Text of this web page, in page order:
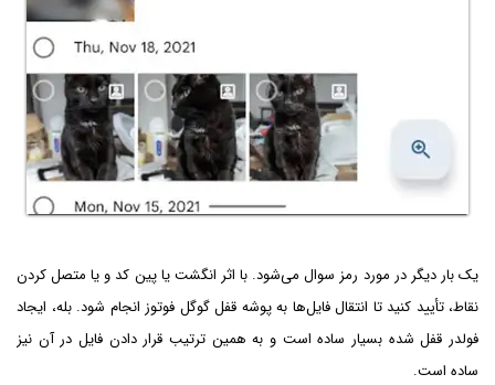
یک بار دیگر در مورد رمز سوال می‌شود. با اثر انگشت یا پین‌ کد و یا متصل کردن
نقاط، تأیید کنید تا انتقال فایل‌ها به پوشه قفل گوگل فوتوز انجام شود. بله، ایجاد
فولدر قفل شده بسیار ساده است و به همین ترتیب قرار دادن فایل در آن نیز
ساده است.